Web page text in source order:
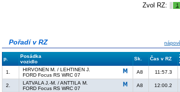
Zvol RZ: 1
Pořadí v RZ
p.
Posádka
vozidlo
Sk. Čas v RZ
1.
HIRVONEN M. / LEHTINEN J.
FORD Focus RS WRC 07
A8 11:57.3
2.
LATVALA J.-M. / ANTTILA M.
FORD Focus RS WRC 07
A8 12:00.2